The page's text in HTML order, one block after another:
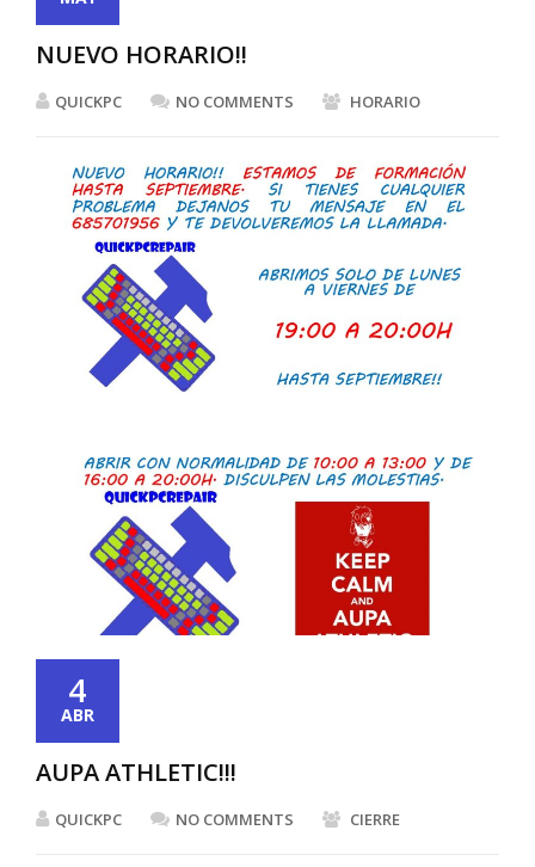
NUEVO HORARIO!!
QUICKPC NO COMMENTS HORARIO
4
ABR
AUPA ATHLETIC!!!
QUICKPC NO COMMENTS CIERRE